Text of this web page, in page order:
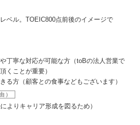
ベル。TOEIC800点前後のイメージで
丁寧な対応が可能な方（toBの法人営業で
くことが重要）
る方（顧客との食事などもございます）
）
よりキャリア形成を図るため）